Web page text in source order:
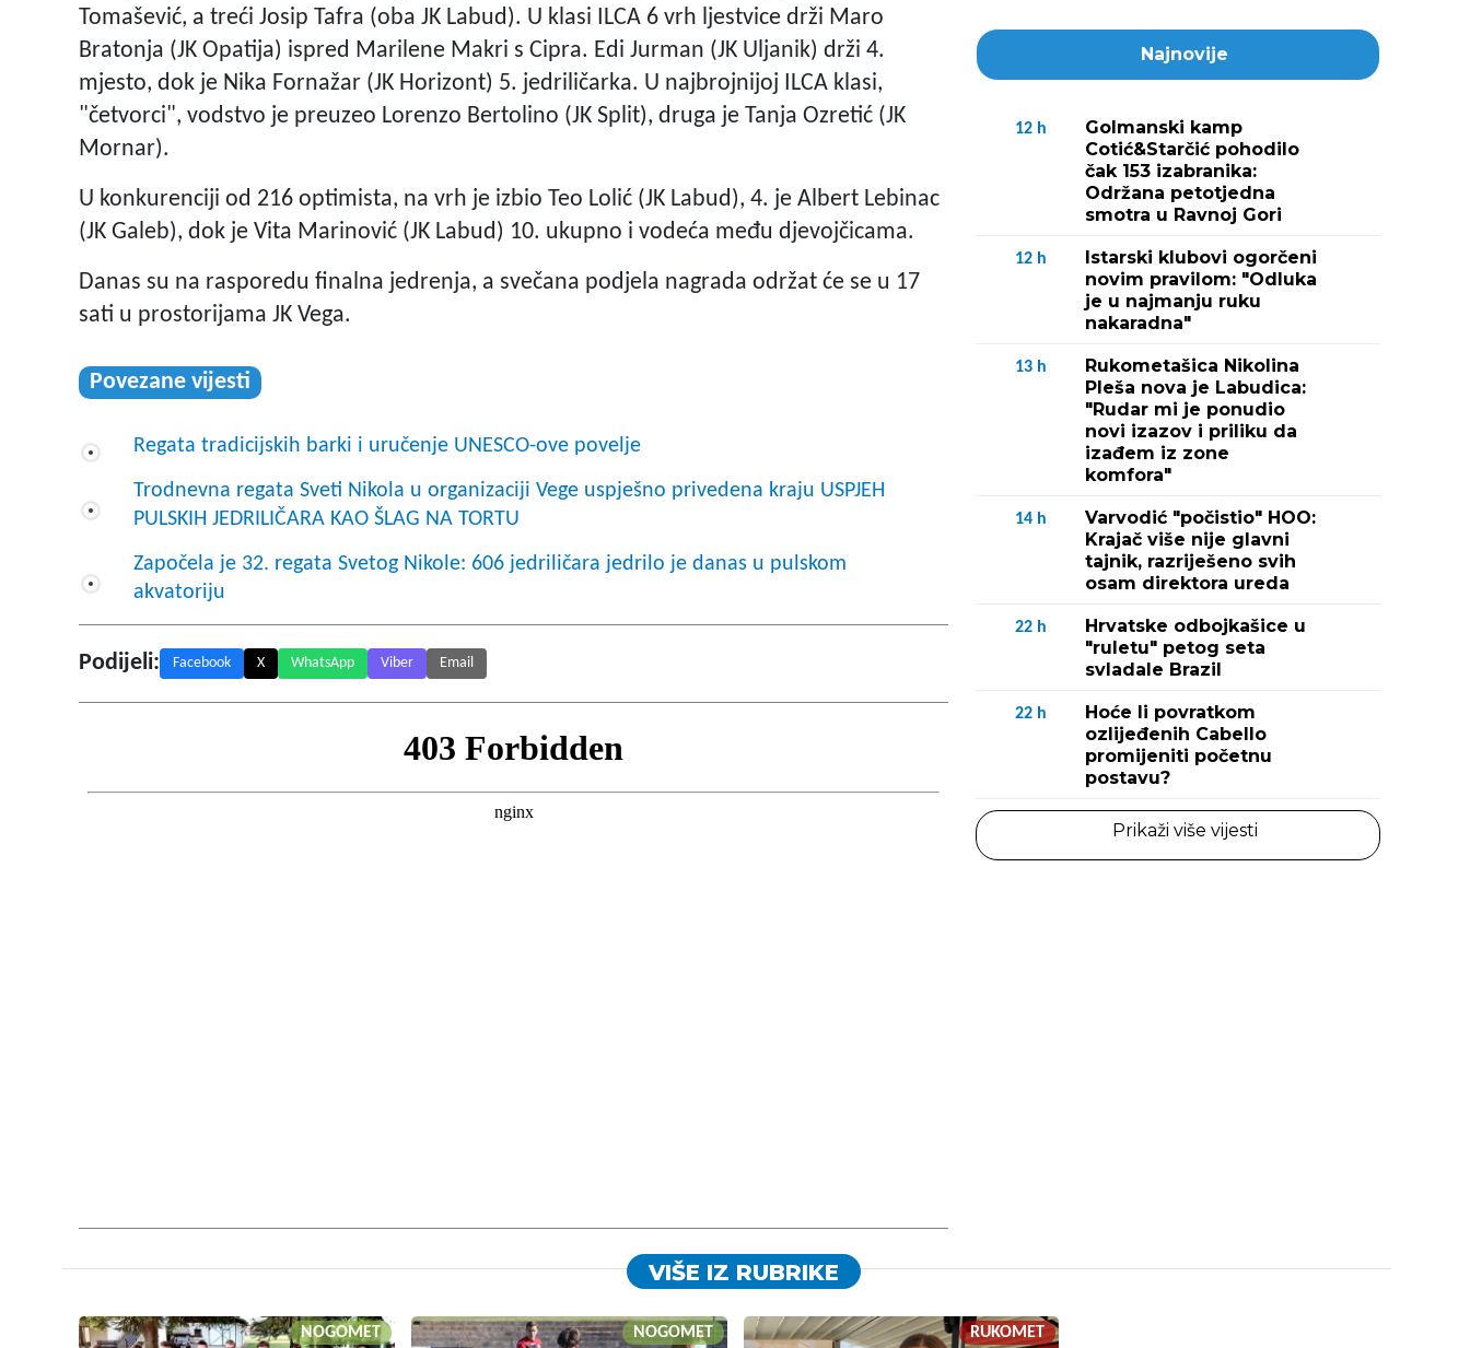
Tomašević, a treći Josip Tafra (oba JK Labud). U klasi ILCA 6 vrh ljestvice drži Maro
Bratonja (JK Opatija) ispred Marilene Makri s Cipra. Edi Jurman (JK Uljanik) drži 4.
mjesto, dok je Nika Fornažar (JK Horizont) 5. jedriličarka. U najbrojnijoj ILCA klasi,
"četvorci", vodstvo je preuzeo Lorenzo Bertolino (JK Split), druga je Tanja Ozretić (JK
Mornar).
U konkurenciji od 216 optimista, na vrh je izbio Teo Lolić (JK Labud), 4. je Albert Lebinac
(JK Galeb), dok je Vita Marinović (JK Labud) 10. ukupno i vodeća među djevojčicama.
Danas su na rasporedu finalna jedrenja, a svečana podjela nagrada održat će se u 17
sati u prostorijama JK Vega.
Povezane vijesti
Regata tradicijskih barki i uručenje UNESCO-ove povelje
Trodnevna regata Sveti Nikola u organizaciji Vege uspješno privedena kraju USPJEH
PULSKIH JEDRILIČARA KAO ŠLAG NA TORTU
Započela je 32. regata Svetog Nikole: 606 jedriličara jedrilo je danas u pulskom
akvatoriju
Podijeli: Facebook X WhatsApp Viber Email
Najnovije
12 h
Golmanski kamp
Cotić&Starčić pohodilo
čak 153 izabranika:
Održana petotjedna
smotra u Ravnoj Gori
12 h
Istarski klubovi ogorčeni
novim pravilom: "Odluka
je u najmanju ruku
nakaradna"
13 h
Rukometašica Nikolina
Pleša nova je Labudica:
"Rudar mi je ponudio
novi izazov i priliku da
izađem iz zone
komfora"
14 h
Varvodić "počistio" HOO:
Krajač više nije glavni
tajnik, razriješeno svih
osam direktora ureda
22 h
Hrvatske odbojkašice u
"ruletu" petog seta
svladale Brazil
22 h
Hoće li povratkom
ozlijeđenih Cabello
promijeniti početnu
postavu?
Prikaži više vijesti
VIŠE IZ RUBRIKE
NOGOMET NOGOMET RUKOMET